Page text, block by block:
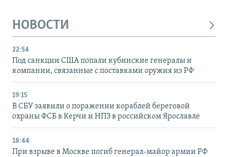
НОВОСТИ
22:54
Под санкции США попали кубинские генералы и
компании, связанные с поставками оружия из РФ
19:15
В СБУ заявили о поражении кораблей береговой
охраны ФСБ в Керчи и НПЗ в российском Ярославле
18:44
При взрыве в Москве погиб генерал-майор армии РФ